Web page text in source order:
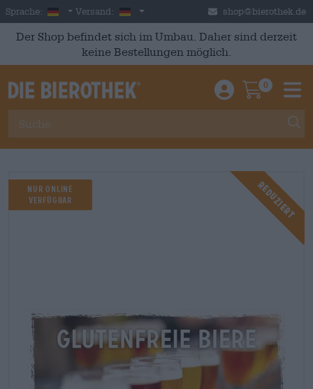
Skip to main content
Sprache: German
Versand: Deutschland shop@bierothek.de
Der Shop befindet sich im Umbau. Daher sind derzeit
keine Bestellungen möglich.
Einloggen /
0
Reduziert
NUR ONLINE
VERFÜGBAR